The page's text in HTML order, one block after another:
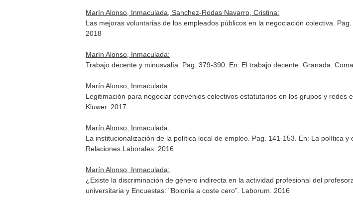
Marín Alonso, Inmaculada, Sanchez-Rodas Navarro, Cristina:
Las mejoras voluntarias de los empleados públicos en la negociación colectiva. Pag.
2018
Marín Alonso, Inmaculada:
Trabajo decente y minusvalía. Pag. 379-390. En: El trabajo decente . Granada.
Marín Alonso, Inmaculada:
Legitimación para negociar convenios colectivos estatutarios en los grupos y redes
Kluwer. 2017
Marín Alonso, Inmaculada:
La institucionalización de la política local de empleo. Pag. 141-153. En: La política y
Relaciones Laborales. 2016
Marín Alonso, Inmaculada:
¿Existe la discriminación de género indirecta en la actividad profesional del
universitaria y Encuestas: "Bolonia a coste cero" . Laborum. 2016